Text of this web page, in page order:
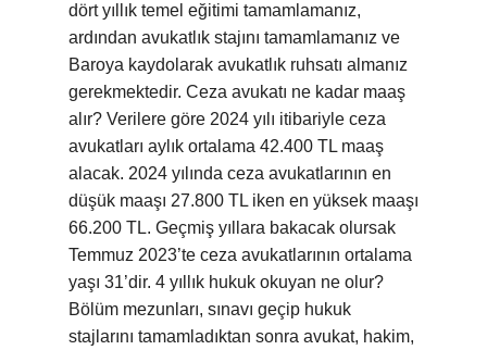
dört yıllık temel eğitimi tamamlamanız,
ardından avukatlık stajını tamamlamanız ve
Baroya kaydolarak avukatlık ruhsatı almanız
gerekmektedir. Ceza avukatı ne kadar maaş
alır? Verilere göre 2024 yılı itibariyle ceza
avukatları aylık ortalama 42.400 TL maaş
alacak. 2024 yılında ceza avukatlarının en
düşük maaşı 27.800 TL iken en yüksek maaşı
66.200 TL. Geçmiş yıllara bakacak olursak
Temmuz 2023’te ceza avukatlarının ortalama
yaşı 31’dir. 4 yıllık hukuk okuyan ne olur?
Bölüm mezunları, sınavı geçip hukuk
stajlarını tamamladıktan sonra avukat, hakim,